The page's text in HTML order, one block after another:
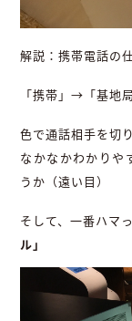
解説：携帯電話の
「携帯」→「基地
色で通話相手を切
なかなかわかりや
うか（遠い目）
そして、一番ハマ
ル」